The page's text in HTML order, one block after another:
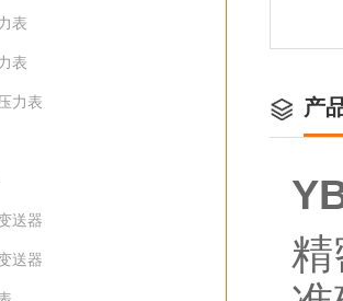
表
表
力表
送器
送器
产
精